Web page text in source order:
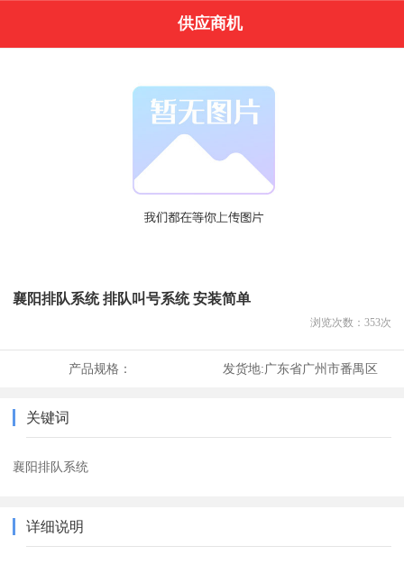
供应商机
襄阳排队系统 排队叫号系统 安装简单
浏览次数： 353次
产品规格： 发货地:广东省广州市番禺区
关键词
襄阳排队系统
详细说明